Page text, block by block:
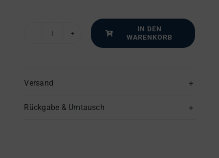
–
(Hörner)
IN DEN
WARENKORB
Versand
Rückgabe & Umtausch